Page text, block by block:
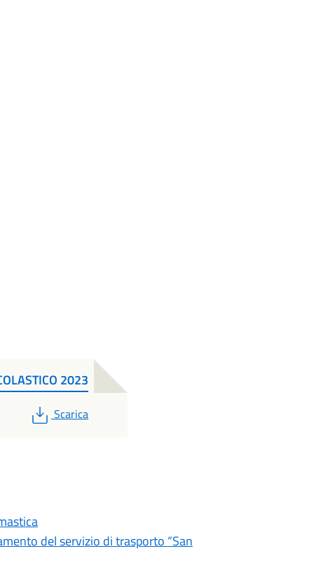
2023
PDF
Scarica
del servizio di trasporto “San